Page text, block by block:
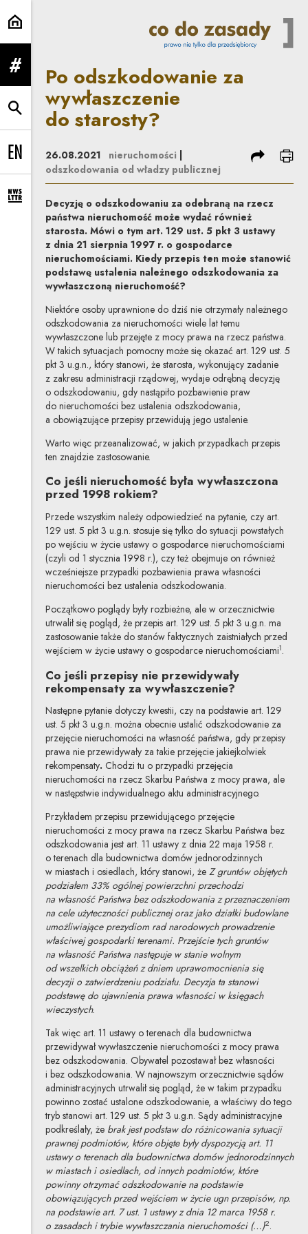
Po odszkodowanie za
rozwiń menu
rozwiń wyszukiwarkę
Change language to EN
rozwiń formularz zapisu na newsletter
Po odszkodowanie za
wywłaszczenie
do starosty?
26.08.2021 nieruchomości
odszkodowania od władzy publicznej
podziel się
Decyzję o odszkodowaniu za odebraną na rzecz
państwa nieruchomość może wydać również
starosta. Mówi o tym art. 129 ust. 5 pkt 3 ustawy
z dnia 21 sierpnia 1997 r. o gospodarce
nieruchomościami. Kiedy przepis ten może stanowić
podstawę ustalenia należnego odszkodowania za
wywłaszczoną nieruchomość?
Niektóre osoby uprawnione do dziś nie otrzymały należnego
odszkodowania za nieruchomości wiele lat temu
wywłaszczone lub przejęte z mocy prawa na rzecz państwa.
W takich sytuacjach pomocny może się okazać art. 129 ust. 5
pkt 3 u.g.n., który stanowi, że starosta, wykonujący zadanie
z zakresu administracji rządowej, wydaje odrębną decyzję
o odszkodowaniu, gdy nastąpiło pozbawienie praw
do nieruchomości bez ustalenia odszkodowania,
a obowiązujące przepisy przewidują jego ustalenie.
Warto więc przeanalizować, w jakich przypadkach przepis
ten znajdzie zastosowanie.
Co jeśli nieruchomość była wywłaszczona
przed 1998 rokiem?
Przede wszystkim należy odpowiedzieć na pytanie, czy art.
129 ust. 5 pkt 3 u.g.n. stosuje się tylko do sytuacji powstałych
po wejściu w życie ustawy o gospodarce nieruchomościami
(czyli od 1 stycznia 1998 r.), czy też obejmuje on również
wcześniejsze przypadki pozbawienia prawa własności
nieruchomości bez ustalenia odszkodowania.
Początkowo poglądy były rozbieżne, ale w orzecznictwie
utrwalił się pogląd, że przepis art. 129 ust. 5 pkt 3 u.g.n. ma
zastosowanie także do stanów faktycznych zaistniałych przed
wejściem w życie ustawy o gospodarce nieruchomościami1.
Co jeśli przepisy nie przewidywały
rekompensaty za wywłaszczenie?
Następne pytanie dotyczy kwestii, czy na podstawie art. 129
ust. 5 pkt 3 u.g.n. można obecnie ustalić odszkodowanie za
przejęcie nieruchomości na własność państwa, gdy przepisy
prawa nie przewidywały za takie przejęcie jakiejkolwiek
rekompensaty.Chodzi tu o przypadki przejęcia
nieruchomości na rzecz Skarbu Państwa z mocy prawa, ale
w następstwie indywidualnego aktu administracyjnego.
Przykładem przepisu przewidującego przejęcie
nieruchomości z mocy prawa na rzecz Skarbu Państwa bez
odszkodowania jest art. 11 ustawy z dnia 22 maja 1958 r.
o terenach dla budownictwa domów jednorodzinnych
w miastach i osiedlach, który stanowi, że Z gruntów objętych
podziałem 33% ogólnej powierzchni przechodzi
na własność Państwa bez odszkodowania z przeznaczeniem
na cele użyteczności publicznej oraz jako działki budowlane
umożliwiające prezydiom rad narodowych prowadzenie
właściwej gospodarki terenami. Przejście tych gruntów
na własność Państwa następuje w stanie wolnym
od wszelkich obciążeń z dniem uprawomocnienia się
decyzji o zatwierdzeniu podziału. Decyzja ta stanowi
podstawę do ujawnienia prawa własności w księgach
wieczystych.
Tak więc art. 11 ustawy o terenach dla budownictwa
przewidywał wywłaszczenie nieruchomości z mocy prawa
bez odszkodowania. Obywatel pozostawał bez własności
i bez odszkodowania. W najnowszym orzecznictwie sądów
administracyjnych utrwalił się pogląd, że w takim przypadku
powinno zostać ustalone odszkodowanie, a właściwy do tego
tryb stanowi art. 129 ust. 5 pkt 3 u.g.n. Sądy administracyjne
podkreślały, że brak jest podstaw do różnicowania sytuacji
prawnej podmiotów, które objęte były dyspozycją art. 11
ustawy o terenach dla budownictwa domów jednorodzinnych
w miastach i osiedlach, od innych podmiotów, które
powinny otrzymać odszkodowanie na podstawie
obowiązujących przed wejściem w życie ugn przepisów, np.
na podstawie art. 7 ust. 1 ustawy z dnia 12 marca 1958 r.
o zasadach i trybie wywłaszczania nieruchomości (…)2.